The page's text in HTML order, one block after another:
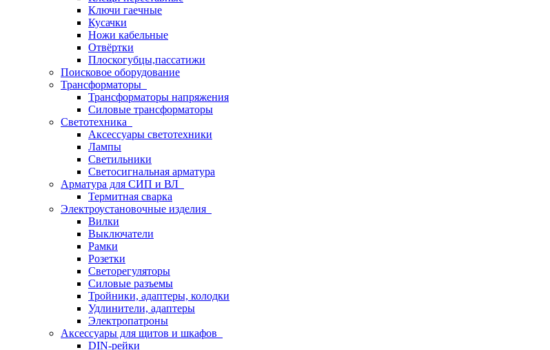
Ключи гаечные
Кусачки
Ножи кабельные
Отвёртки
Плоскогубцы,пассатижи
Поисковое оборудование
Трансформаторы
Трансформаторы напряжения
Силовые трансформаторы
Светотехника
Аксессуары светотехники
Лампы
Светильники
Светосигнальная арматура
Арматура для СИП и ВЛ
Термитная сварка
Электроустановочные изделия
Вилки
Выключатели
Рамки
Розетки
Светорегуляторы
Силовые разъемы
Тройники, адаптеры, колодки
Удлинители, адаптеры
Электропатроны
Аксессуары для щитов и шкафов
DIN-рейки